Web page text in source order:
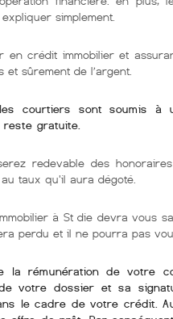
simplement.
en crédit immobilier et
et sûrement de l’argent.
courtiers sont soumis à
reste gratuite.
redevable des
taux qu'il aura dégoté.
à St die devra vous
perdu et il ne pourra pas
la rémunération de votre
votre dossier et sa
le cadre de votre crédit.